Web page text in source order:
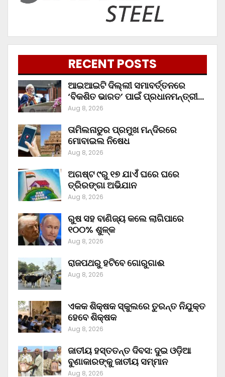
RECENT POSTS
ଆଇଆଇଟି ଦିଲ୍ଲୀ ସମାବର୍ତ୍ତନରେ
‘ବିକଶିତ ଭାରତ’ ପାଇଁ ପ୍ରଧାନମନ୍ତ୍ରୀ…
Aug 8, 2026
ତାମିଲନାଡୁର ପ୍ରମୁଖ ମନ୍ଦିରରେ
ମୋବାଇଲ ନିଷେଧ
Aug 8, 2026
ଅଗଷ୍ଟ ୯ରୁ ୧୭ ଯାଏଁ ଘରେ ଘରେ
ତ୍ରିରଙ୍ଗା ଅଭିଯାନ
Aug 8, 2026
ରୁଷ ସହ ବାଣିଜ୍ୟ କଲେ ଲାଗିପାରେ
୧୦୦% ଶୁଳ୍କ
Aug 8, 2026
ରାଜପଥରୁ ହଟିବେ ଗୋରୁଗାଈ
Aug 8, 2026
ଏକକ ଶିକ୍ଷକ ସ୍କୁଲରେ ତୁରନ୍ତ ନିଯୁକ୍ତ
ହେବେ ଶିକ୍ଷକ
Aug 8, 2026
ଜାତୀୟ ହସ୍ତତନ୍ତ ଦିବସ: ଦୁଇ ଓଡ଼ିଆ
ବୁଣାକାରଙ୍କୁ ଜାତୀୟ ସମ୍ମାନ
Aug 8, 2026